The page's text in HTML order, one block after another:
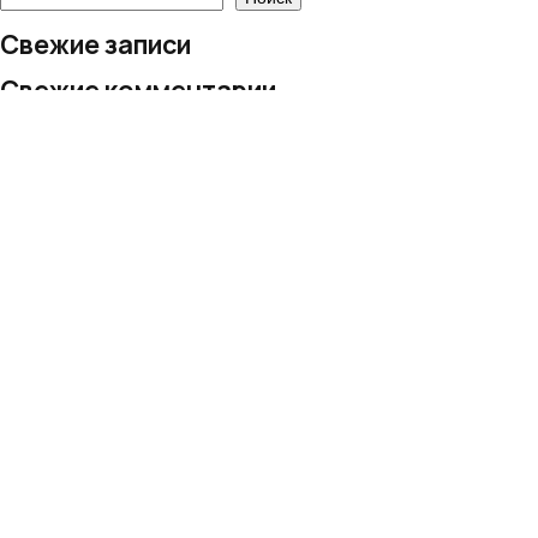
Свежие записи
Свежие комментарии